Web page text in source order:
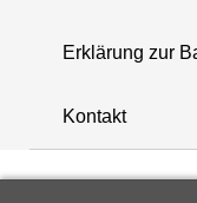
+
−
Erklärung zur
Kontakt